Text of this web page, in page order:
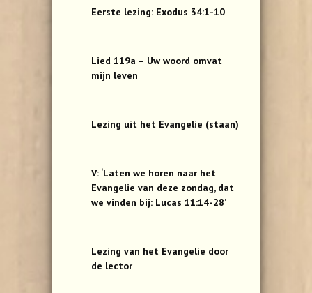
Eerste lezing: Exodus 34:1-10
Lied 119a – Uw woord omvat
mijn leven
Lezing uit het Evangelie (staan)
V: ‘Laten we horen naar het
Evangelie van deze zondag, dat
we vinden bij: Lucas 11:14-28’
Lezing van het Evangelie door
de lector